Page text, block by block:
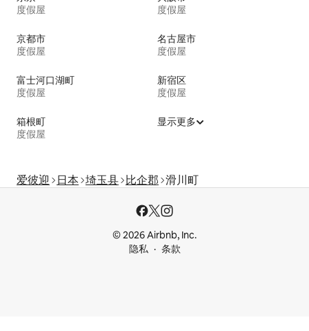
度假屋
度假屋
京都市
度假屋
名古屋市
度假屋
富士河口湖町
度假屋
新宿区
度假屋
箱根町
度假屋
显示更多
爱彼迎 日本 埼玉县 比企郡 滑川町
© 2026 Airbnb, Inc.
隐私
条款